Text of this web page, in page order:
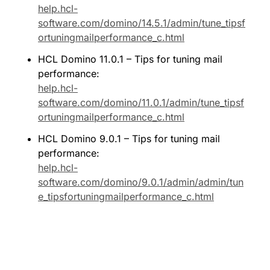
help.hcl-
software.com/domino/14.5.1/admin/tune_tipsf
ortuningmailperformance_c.html
HCL Domino 11.0.1 – Tips for tuning mail
performance:
help.hcl-
software.com/domino/11.0.1/admin/tune_tipsf
ortuningmailperformance_c.html
HCL Domino 9.0.1 – Tips for tuning mail
performance:
help.hcl-
software.com/domino/9.0.1/admin/admin/tun
e_tipsfortuningmailperformance_c.html